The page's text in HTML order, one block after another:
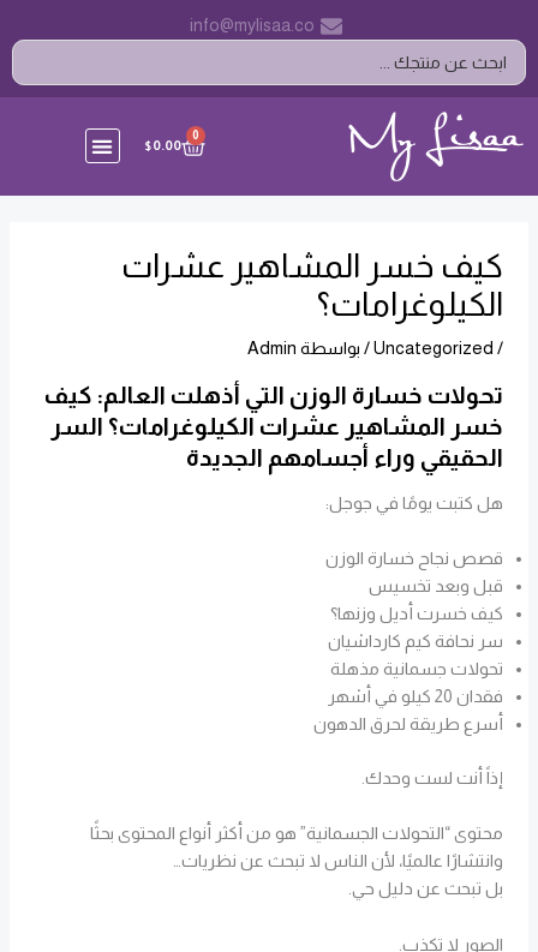
إلى
المحتوى
info@mylisaa.co
Search
...
$0.00
0
CART
كيف خسر المشاهير عشرات
الكيلوغرامات؟
/
Uncategorized/ بواسطة Admin
تحولات خسارة الوزن التي أذهلت العالم: كيف
خسر المشاهير عشرات الكيلوغرامات؟ السر
الحقيقي وراء أجسامهم الجديدة
هل كتبت يومًا في جوجل:
قصص نجاح خسارة الوزن
قبل وبعد تخسيس
كيف خسرت أديل وزنها؟
سر نحافة كيم كارداشيان
تحولات جسمانية مذهلة
فقدان 20 كيلو في أشهر
أسرع طريقة لحرق الدهون
إذاً أنت لست وحدك.
محتوى “التحولات الجسمانية” هو من أكثر أنواع المحتوى بحثًا
وانتشارًا عالميًا، لأن الناس لا تبحث عن نظريات…
بل تبحث عن دليل حي.
الصور لا تكذب.
navigation